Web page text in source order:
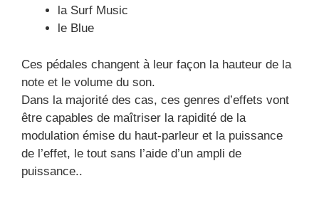
la Surf Music
le Blue
Ces pédales changent à leur façon la hauteur de la
note et le volume du son.
Dans la majorité des cas, ces genres d’effets vont
être capables de maîtriser la rapidité de la
modulation émise du haut-parleur et la puissance
de l’effet, le tout sans l’aide d’un ampli de
puissance..